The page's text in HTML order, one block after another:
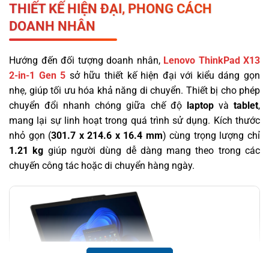
THIẾT KẾ HIỆN ĐẠI, PHONG CÁCH
DOANH NHÂN
Hướng đến đối tượng doanh nhân, Lenovo ThinkPad X13
2-in-1 Gen 5 sở hữu thiết kế hiện đại với kiểu dáng gọn
nhẹ, giúp tối ưu hóa khả năng di chuyển. Thiết bị cho phép
chuyển đổi nhanh chóng giữa chế độ
laptopvàtablet,
mang lại sự linh hoạt trong quá trình sử dụng. Kích thước
nhỏ gọn (301.7 x 214.6 x 16.4 mm) cùng trọng lượng chỉ
1.21 kg giúp người dùng dễ dàng mang theo trong các
chuyến công tác hoặc di chuyển hàng ngày.